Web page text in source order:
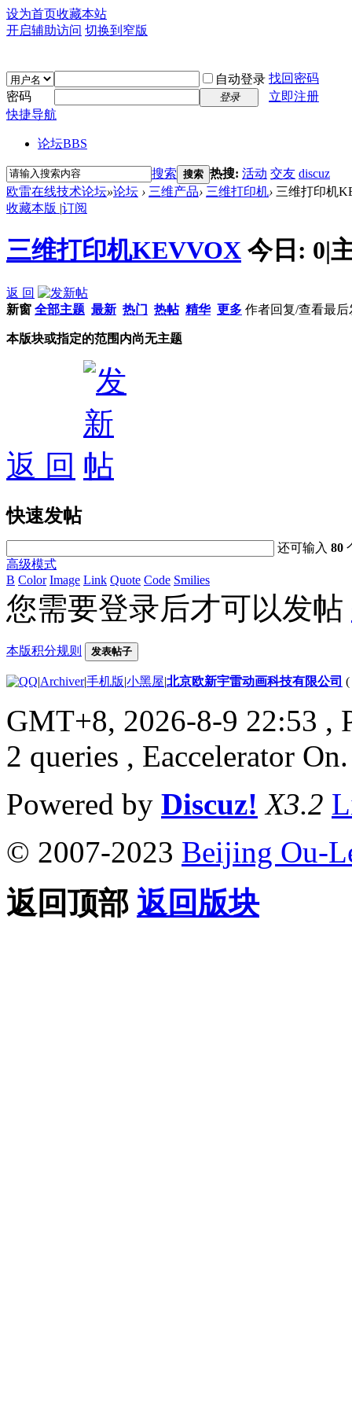
设为首页收藏本站
开启辅助访问 切换到窄版
自动登录 找回密码
密码
登录
立即注册
快捷导航
论坛BBS
搜索 搜索 热搜: 活动 交友 discuz
欧雷在线技术论坛»论坛 › 三维产品› 三维打印机› 三维打印机
收藏本版 |订阅
三维打印机KEVVOX 今日: 0|
返 回
新窗 全部主题 最新 热门 热帖 精华 更多 作者回复/查看最后
本版块或指定的范围内尚无主题
返 回
快速发帖
还可输入80
高级模式
B Color Image Link Quote Code Smilies
您需要登录后才可以发帖
本版积分规则 发表帖子
|Archiver|手机版|小黑屋|北京欧新宇雷动画科技有限公司 (
GMT+8, 2026-8-9 22:53 ,
2 queries , Eaccelerator On.
Powered by Discuz! X3.2
© 2007-2023 Beijing Ou-
返回顶部 返回版块